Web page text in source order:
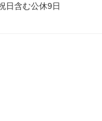
日含む公休9日